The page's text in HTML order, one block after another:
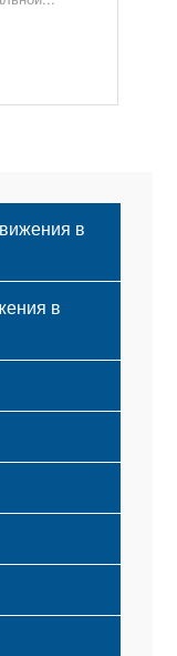
в
в